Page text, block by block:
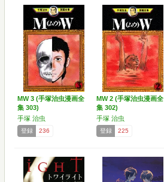
MW 3 (手塚治虫漫画全
集 303)
手塚 治虫
登録 236
MW 2 (手塚治虫漫画全
集 302)
手塚 治虫
登録 225